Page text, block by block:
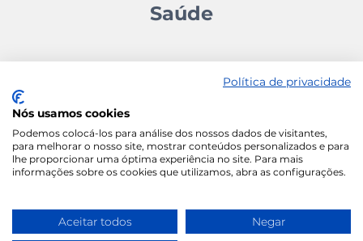
Saúde
Contactos Quem somos Autores
Estatuto Editorial
Ficha Técnica
Manifesto
Política de Privacidade
Política de privacidade
Nós usamos cookies
Podemos colocá-los para análise dos nossos dados de visitantes,
para melhorar o nosso site, mostrar conteúdos personalizados e para
lhe proporcionar uma óptima experiência no site. Para mais
informações sobre os cookies que utilizamos, abra as configurações.
Aceitar todos Negar